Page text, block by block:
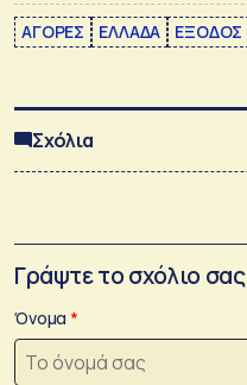
ΑΓΟΡΕΣ ΕΛΛΑΔΑ ΕΞΟΔΟΣ
Σχόλια
Γράψτε το σχόλιο σας
Όνομα